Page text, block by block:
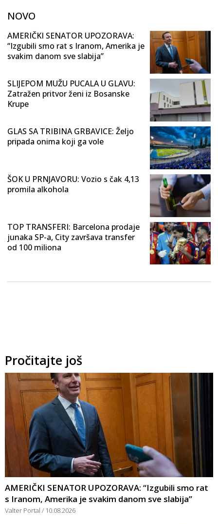
NOVO
AMERIČKI SENATOR UPOZORAVA:
“Izgubili smo rat s Iranom, Amerika je
svakim danom sve slabija”
SLIJEPOM MUŽU PUCALA U GLAVU:
Zatražen pritvor ženi iz Bosanske
Krupe
GLAS SA TRIBINA GRBAVICE: Željo
pripada onima koji ga vole
ŠOK U PRNJAVORU: Vozio s čak 4,13
promila alkohola
TOP TRANSFERI: Barcelona prodaje
junaka SP-a, City završava transfer
od 100 miliona
Pročitajte još
AMERIČKI SENATOR UPOZORAVA: “Izgubili smo rat
s Iranom, Amerika je svakim danom sve slabija”
Valter Portal 10.08.2026